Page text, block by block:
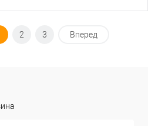
2 3 Вперед